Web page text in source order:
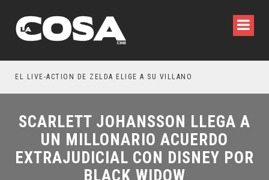
EL LIVE-ACTION DE ZELDA ELIGE A SU VILLANO
SCARLETT JOHANSSON LLEGA A
UN MILLONARIO ACUERDO
EXTRAJUDICIAL CON DISNEY POR
BLACK WIDOW